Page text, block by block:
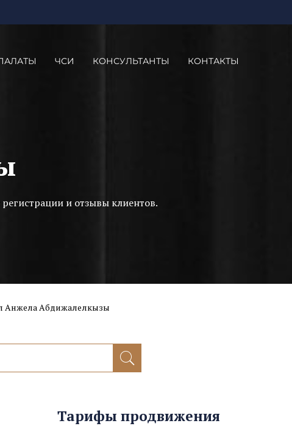
ЧСИ КОНСУЛЬТАНТЫ КОНТАКТЫ
и отзывы клиентов.
Анжела Абдижалелкызы
Тарифы продвижения